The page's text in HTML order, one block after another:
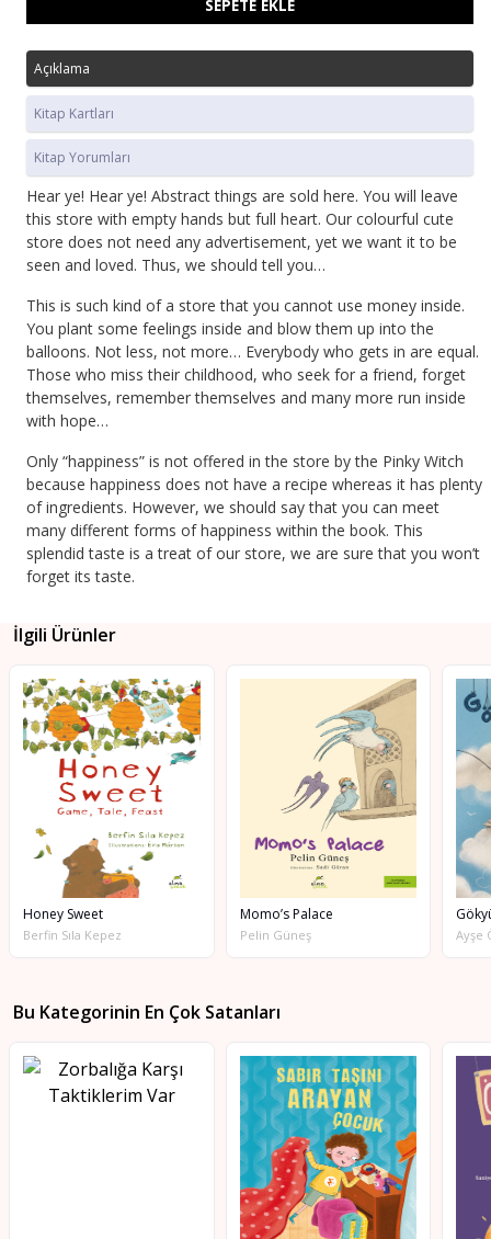
SEPETE EKLE
Açıklama
Kitap Kartları
Kitap Yorumları
Hear ye! Hear ye! Abstract things are sold here. You will leave
this store with empty hands but full heart. Our colourful cute
store does not need any advertisement, yet we want it to be
seen and loved. Thus, we should tell you…
This is such kind of a store that you cannot use money inside.
You plant some feelings inside and blow them up into the
balloons. Not less, not more… Everybody who gets in are equal.
Those who miss their childhood, who seek for a friend, forget
themselves, remember themselves and many more run inside
with hope…
Only “happiness” is not offered in the store by the Pinky Witch
because happiness does not have a recipe whereas it has plenty
of ingredients. However, we should say that you can meet
many different forms of happiness within the book. This
splendid taste is a treat of our store, we are sure that you won’t
forget its taste.
İlgili Ürünler
Honey Sweet
Berfin Sıla Kepez
Momo’s Palace
Pelin Güneş Ayşe
Bu Kategorinin En Çok Satanları